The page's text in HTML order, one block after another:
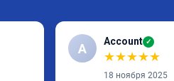
A Account ✓
★★★★★
18 ноября 2025